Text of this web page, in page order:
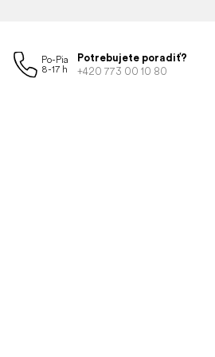
Potrebujete poradiť?
+420 773 00 10 80